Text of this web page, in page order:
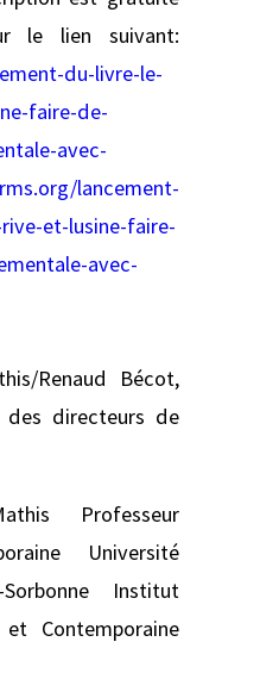
le lien suivant:
du-livre-le-
faire-de-
avec-
lancement-
et-lusine-faire-
avec-
Renaud Bécot,
des directeurs de
Professeur
Université
Institut
Contemporaine